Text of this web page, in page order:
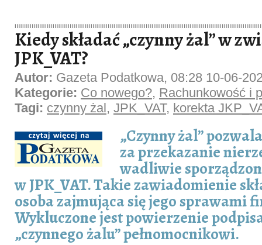
Kiedy składać „czynny żal” w
JPK_VAT?
Autor: Gazeta Podatkowa, 08:28 10-06-
Kategorie: Co nowego?, Rachunkowość i
Tagi: czynny żal, JPK_VAT, korekta
„Czynny żal”
za przekazanie
wadliwie
w JPK_VAT. Takie zawiadomienie
osoba zajmująca się jego sprawami
Wykluczone jest powierzenie
„czynnego żalu” pełnomocnikowi.